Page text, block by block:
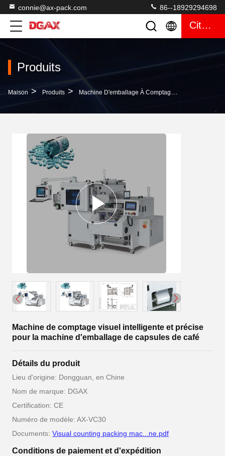
connie@ax-pack.com 86--18929294698
Citation
Produits
Maison > Produits > Machine D'emballage À Comptage Visuel
Machine de comptage visuel intelligente et précise
pour la machine d'emballage de capsules de café
Détails du produit
Lieu d'origine: Dongguan, en Chine
Nom de marque: DGAX
Certification: CE
Numéro de modèle: AX-VC30
Documents: Visual counting packing mac...ne.pdf
Conditions de paiement et d'expédition